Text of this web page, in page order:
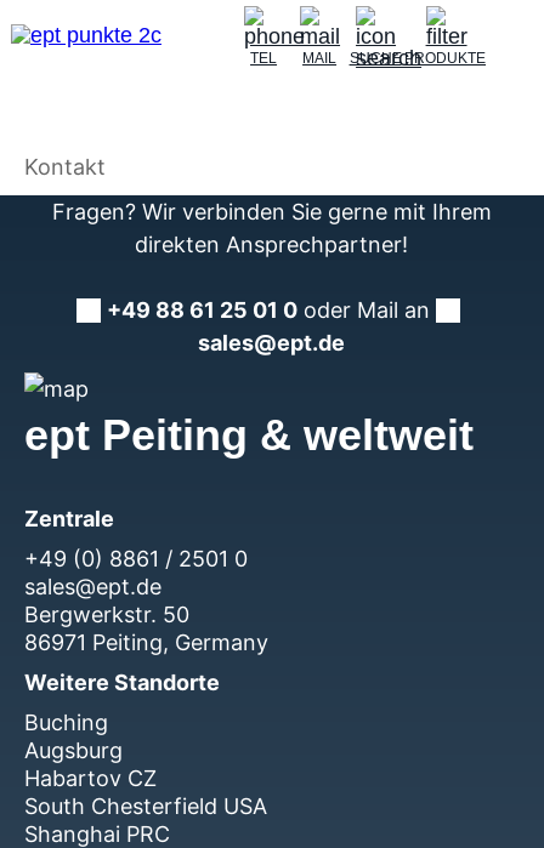
TEL MAIL SUCHEPRODUKTE
Kontakt
Fragen? Wir verbinden Sie gerne mit Ihrem
direkten Ansprechpartner!
+49 88 61 25 01 0 oder Mail an
sales@ept.de
ept Peiting & weltweit
Zentrale
+49 (0) 8861 / 2501 0
sales@ept.de
Bergwerkstr. 50
86971 Peiting, Germany
Weitere Standorte
Buching
Augsburg
Habartov CZ
South Chesterfield USA
Shanghai PRC